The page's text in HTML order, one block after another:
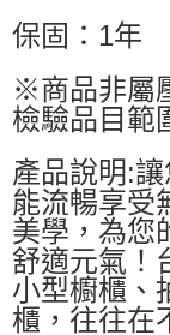
保固：1年
※商品非屬
檢驗品目範
產品說明:
能流暢享受
美學，為您
舒適元氣！
小型櫥櫃、
櫃，往往在